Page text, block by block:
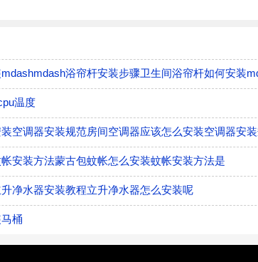
温度
空调器安装规范房间空调器应该怎么安装空调器安
安装方法蒙古包蚊帐怎么安装蚊帐安装方法是
净水器安装教程立升净水器怎么安装呢
桶